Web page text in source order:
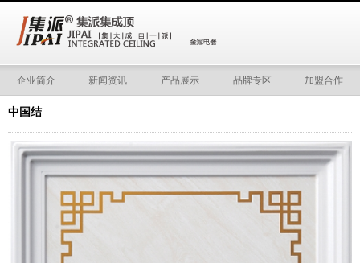
企业简介 新闻资讯 产品展示 品牌专区 加盟合作
中国结